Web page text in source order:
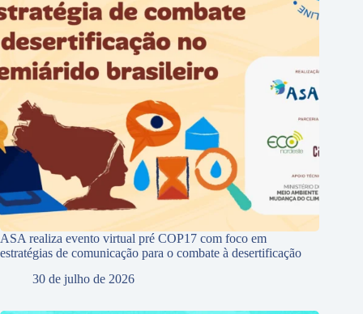
ASA realiza evento virtual pré COP17 com foco em
estratégias de comunicação para o combate à desertificação
30 de julho de 2026